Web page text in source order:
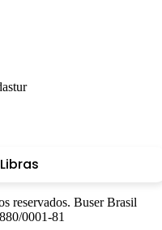
reservados. Buser Brasil
0001-81